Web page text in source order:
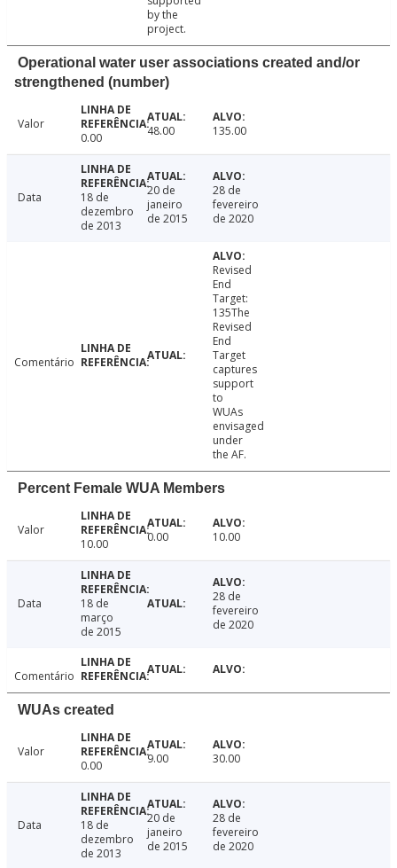
by the
project.
Operational water user associations created and/or
strengthened (number)
Valor
0.00
48.00 135.00
Data
18 de
dezembro
de 2013
20 de
janeiro
de 2015
28 de
fevereiro
de 2020
Comentário
Revised
End
Target:
135The
Revised
End
Target
captures
support
to
WUAs
envisaged
under
the AF.
Percent Female WUA Members
Valor
10.00
0.00 10.00
Data
18 de
março
de 2015
28 de
fevereiro
de 2020
Comentário
WUAs created
Valor
0.00
9.00 30.00
Data
18 de
dezembro
de 2013
20 de
janeiro
de 2015
28 de
fevereiro
de 2020